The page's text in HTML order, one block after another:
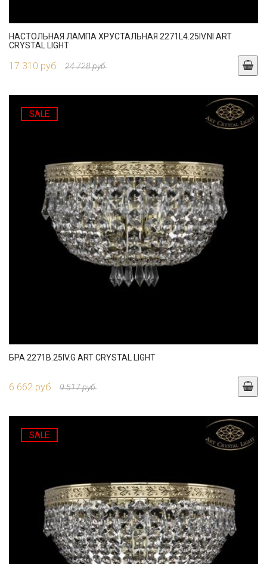
НАСТОЛЬНАЯ ЛАМПА ХРУСТАЛЬНАЯ 2271L4.25IV.NI ART
CRYSTAL LIGHT
17 310 руб. 24 728 руб.
SALE
БРА 2271B.25IV.G ART CRYSTAL LIGHT
6 662 руб. 9 517 руб.
SALE